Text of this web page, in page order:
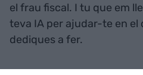
el frau fiscal. I tu que em
teva IA per ajudar-te en el
dediques a fer.